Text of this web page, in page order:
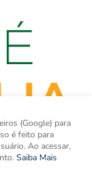
(Google) para
é feito para
Ao acessar,
Saiba Mais